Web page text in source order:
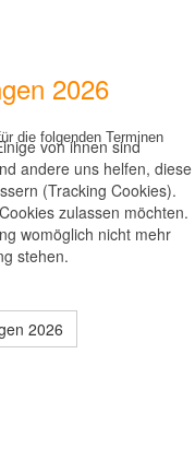
2026
die folgenden Terminen
2026
von ihnen sind
andere uns helfen, diese
(Tracking Cookies).
zulassen möchten.
womöglich nicht mehr
stehen.